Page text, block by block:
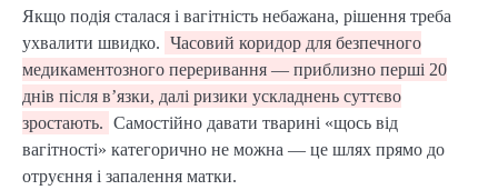
Якщо подія сталася і вагітність небажана, рішення треба
ухвалити швидко. Часовий коридор для безпечного
медикаментозного переривання — приблизно перші 20
днів після в’язки, далі ризики ускладнень суттєво
зростають. Самостійно давати тварині «щось від
вагітності» категорично не можна — це шлях прямо до
отруєння і запалення матки.